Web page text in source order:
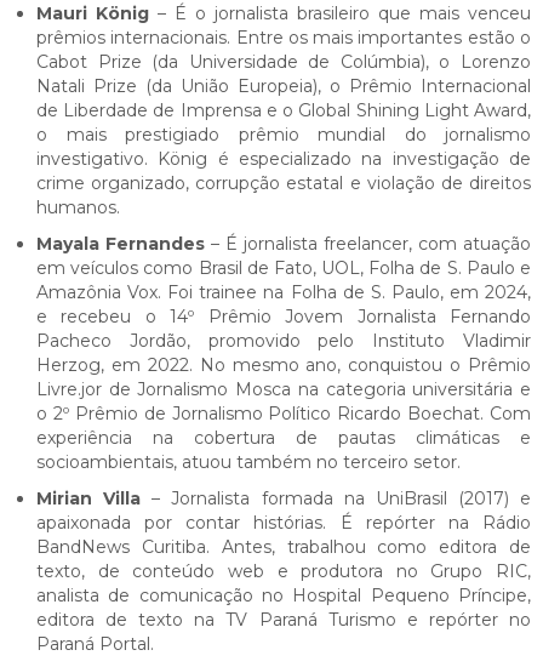
Mauri König – É o jornalista brasileiro que mais venceu
prêmios internacionais. Entre os mais importantes estão o
Cabot Prize (da Universidade de Colúmbia), o Lorenzo
Natali Prize (da União Europeia), o Prêmio Internacional
de Liberdade de Imprensa e o Global Shining Light Award,
o mais prestigiado prêmio mundial do jornalismo
investigativo. König é especializado na investigação de
crime organizado, corrupção estatal e violação de direitos
humanos.
Mayala Fernandes – É jornalista freelancer, com atuação
em veículos como Brasil de Fato, UOL, Folha de S. Paulo e
Amazônia Vox. Foi trainee na Folha de S. Paulo, em 2024,
e recebeu o 14º Prêmio Jovem Jornalista Fernando
Pacheco Jordão, promovido pelo Instituto Vladimir
Herzog, em 2022. No mesmo ano, conquistou o Prêmio
Livre.jor de Jornalismo Mosca na categoria universitária e
o 2º Prêmio de Jornalismo Político Ricardo Boechat. Com
experiência na cobertura de pautas climáticas e
socioambientais, atuou também no terceiro setor.
Mirian Villa – Jornalista formada na UniBrasil (2017) e
apaixonada por contar histórias. É repórter na Rádio
BandNews Curitiba. Antes, trabalhou como editora de
texto, de conteúdo web e produtora no Grupo RIC,
analista de comunicação no Hospital Pequeno Príncipe,
editora de texto na TV Paraná Turismo e repórter no
Paraná Portal.